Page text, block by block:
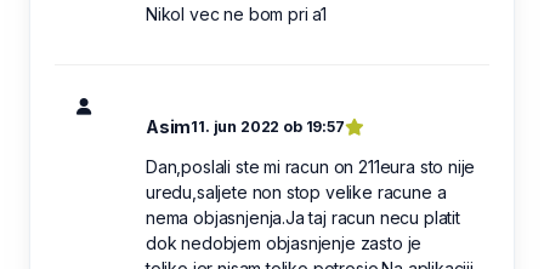
Nikol vec ne bom pri a1
Asim11. jun 2022 ob 19:57
Dan,poslali ste mi racun on 211eura sto nije
uredu,saljete non stop velike racune a
nema objasnjenja.Ja taj racun necu platit
dok nedobjem objasnjenje zasto je